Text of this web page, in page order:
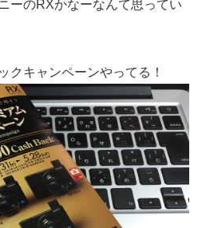
ーのRXかなーなんて思ってい
クキャンペーンやってる！